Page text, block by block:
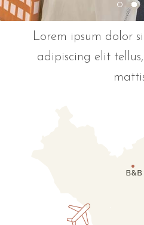
Lorem ipsum dolor
adipiscing elit